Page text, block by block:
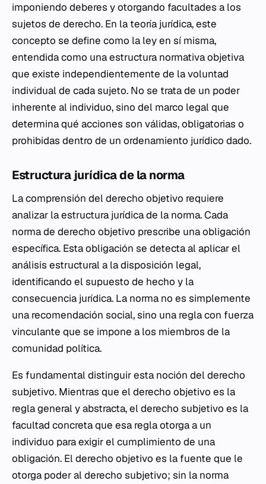
imponiendo deberes y otorgando facultades a los
sujetos de derecho. En la teoría jurídica, este
concepto se define como la ley en sí misma,
entendida como una estructura normativa objetiva
que existe independientemente de la voluntad
individual de cada sujeto. No se trata de un poder
inherente al individuo, sino del marco legal que
determina qué acciones son válidas, obligatorias o
prohibidas dentro de un ordenamiento jurídico dado.
Estructura jurídica de la norma
La comprensión del derecho objetivo requiere
analizar la estructura jurídica de la norma. Cada
norma de derecho objetivo prescribe una obligación
específica. Esta obligación se detecta al aplicar el
análisis estructural a la disposición legal,
identificando el supuesto de hecho y la
consecuencia jurídica. La norma no es simplemente
una recomendación social, sino una regla con fuerza
vinculante que se impone a los miembros de la
comunidad política.
Es fundamental distinguir esta noción del derecho
subjetivo. Mientras que el derecho objetivo es la
regla general y abstracta, el derecho subjetivo es la
facultad concreta que esa regla otorga a un
individuo para exigir el cumplimiento de una
obligación. El derecho objetivo es la fuente que le
otorga poder al derecho subjetivo; sin la norma